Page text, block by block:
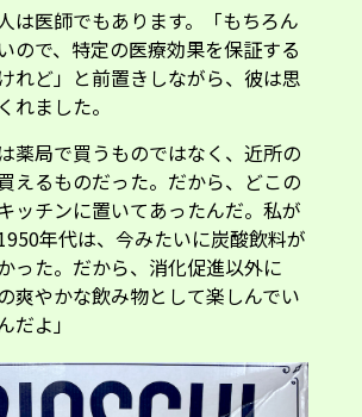
は医師でもあります。「もちろん
ので、特定の医療効果を保証する
れど」と前置きしながら、彼は思
れました。
薬局で買うものではなく、近所の
えるものだった。だから、どこの
ッチンに置いてあったんだ。私が
年代は、今みたいに炭酸飲料が
った。だから、消化促進以外に
爽やかな飲み物として楽しんでい
だよ」